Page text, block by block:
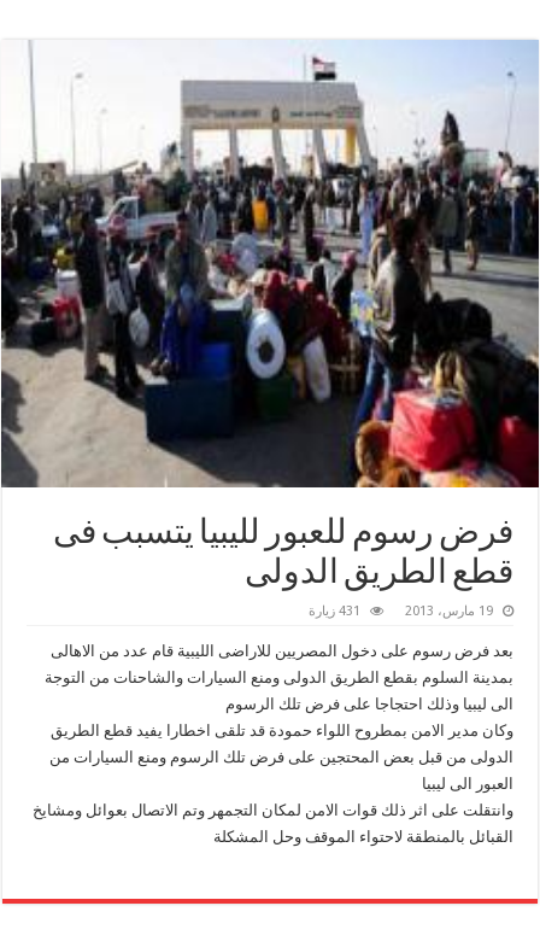
فرض رسوم للعبور لليبيا يتسبب فى
قطع الطريق الدولى
19 مارس، 2013 431 زيارة
بعد فرض رسوم على دخول المصريين للاراضى الليبية قام عدد من الاهالى
بمدينة السلوم بقطع الطريق الدولى ومنع السيارات والشاحنات من التوجة
الى ليبيا وذلك احتجاجا على فرض تلك الرسوم
وكان مدير الامن بمطروح اللواء حمودة قد تلقى اخطارا يفيد قطع الطريق
الدولى من قبل بعض المحتجين على فرض تلك الرسوم ومنع السيارات من
العبور الى ليبيا
وانتقلت على اثر ذلك قوات الامن لمكان التجمهر وتم الاتصال بعوائل ومشايخ
القبائل بالمنطقة لاحتواء الموقف وحل المشكلة